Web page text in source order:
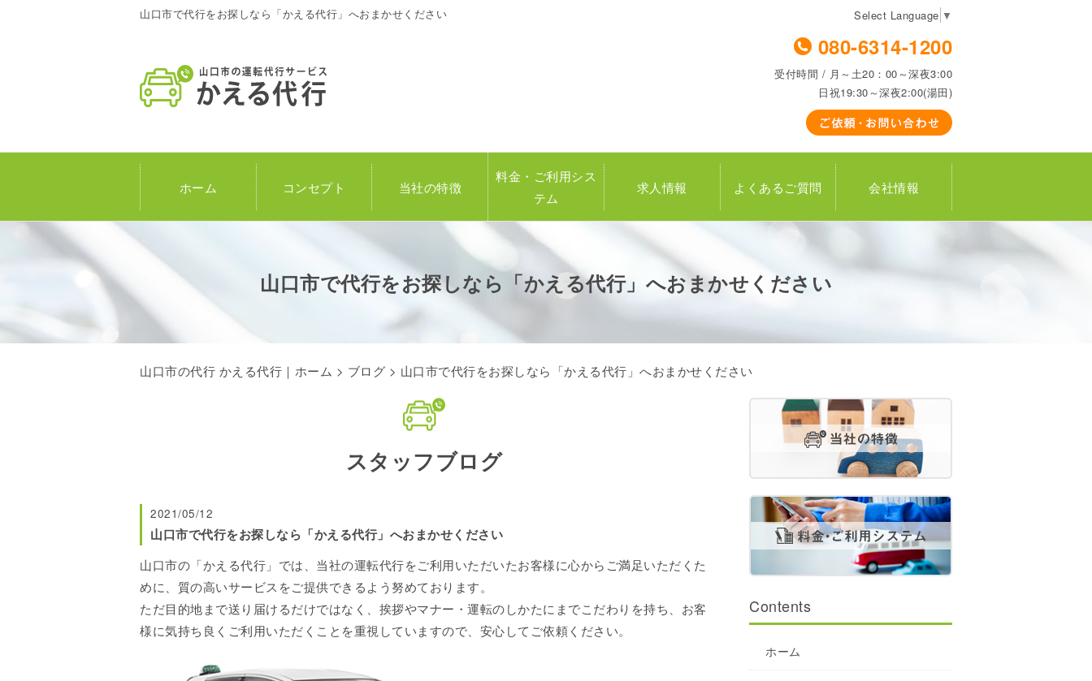
山口市で代行をお探しなら「かえる代行」へおまかせください Select Language ▼
080-6314-1200
受付時間 / 月～土20：00～深夜3:00
日祝19:30～深夜2:00(湯田)
ホーム コンセプト 当社の特徴
料金・ご利用シス
テム
求人情報 よくあるご質問 会社情報
山口市で代行をお探しなら「かえる代行」へおまかせください
山口市の代行 かえる代行｜ホーム > ブログ > 山口市で代行をお探しなら「かえる代行」へおまかせください
スタッフブログ
2021/05/12
山口市で代行をお探しなら「かえる代行」へおまかせください
山口市の「かえる代行」では、当社の運転代行をご利用いただいたお客様に心からご満足いただくた
めに、質の高いサービスをご提供できるよう努めております。
ただ目的地まで送り届けるだけではなく、挨拶やマナー・運転のしかたにまでこだわりを持ち、お客
様に気持ち良くご利用いただくことを重視していますので、安心してご依頼ください。
Contents
ホーム